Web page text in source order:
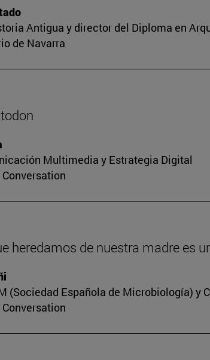
Antigua y director del Diploma en
de Navarra
Multimedia y Estrategia Digital
heredamos de nuestra madre es
(Sociedad Española de Microbiología)